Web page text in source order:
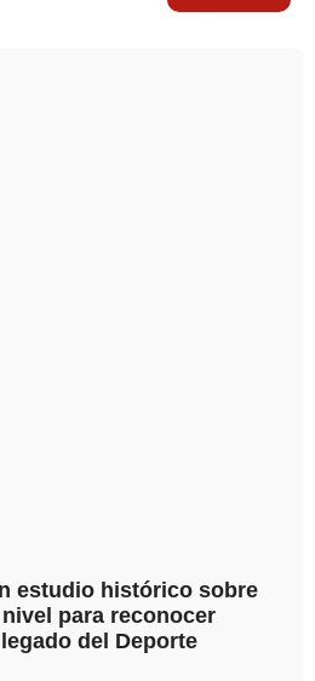
estudio histórico sobre
para reconocer
del Deporte